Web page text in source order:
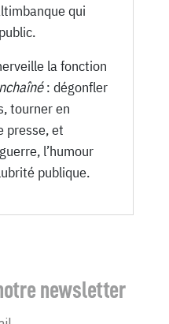
qui
la fonction
: dégonfler
tourner en
presse, et
l’humour
publique.
newsletter